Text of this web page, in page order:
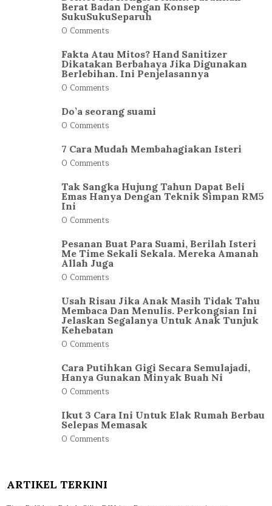
Berat Badan Dengan Konsep
SukuSukuSeparuh
0 Comments
Fakta Atau Mitos? Hand Sanitizer
Dikatakan Berbahaya Jika Digunakan
Berlebihan. Ini Penjelasannya
0 Comments
Do’a seorang suami
0 Comments
7 Cara Mudah Membahagiakan Isteri
0 Comments
Tak Sangka Hujung Tahun Dapat Beli
Emas Hanya Dengan Teknik Simpan RM5
Ini
0 Comments
Pesanan Buat Para Suami, Berilah Isteri
Me Time Sekali Sekala. Mereka Amanah
Allah Juga
0 Comments
Usah Risau Jika Anak Masih Tidak Tahu
Membaca Dan Menulis. Perkongsian Ini
Jelaskan Segalanya Untuk Anak Tunjuk
Kehebatan
0 Comments
Cara Putihkan Gigi Secara Semulajadi,
Hanya Gunakan Minyak Buah Ni
0 Comments
Ikut 3 Cara Ini Untuk Elak Rumah Berbau
Selepas Memasak
0 Comments
ARTIKEL TERKINI